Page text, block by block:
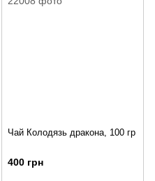
Чай Колодязь дракона, 100 гр
400 грн